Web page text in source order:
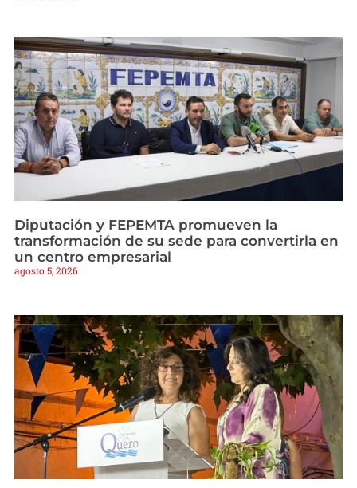
Diputación y FEPEMTA promueven la
transformación de su sede para convertirla en
un centro empresarial
agosto 5, 2026